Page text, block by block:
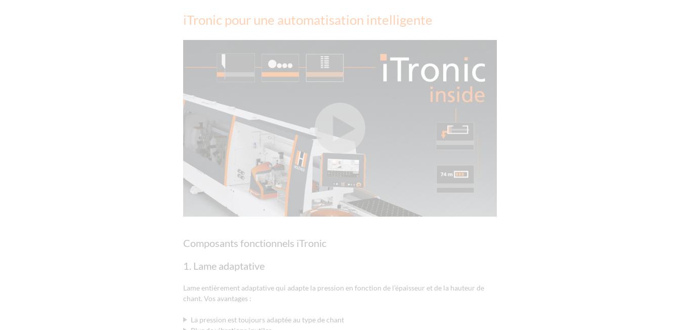
iTronic pour une automatisation intelligente
Composants fonctionnels iTronic
1. Lame adaptative
Lame entièrement adaptative qui adapte la pression en fonction de l’épaisseur et de la hauteur de
chant. Vos avantages :
La pression est toujours adaptée au type de chant